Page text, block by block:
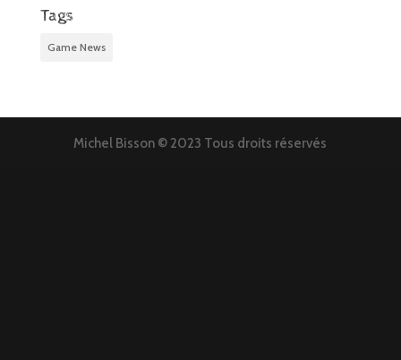
Tags
Game News
Michel Bisson © 2023 Tous droits réservés